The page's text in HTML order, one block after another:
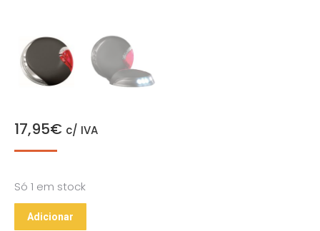
17,95€ c/ IVA
Só 1 em stock
Adicionar